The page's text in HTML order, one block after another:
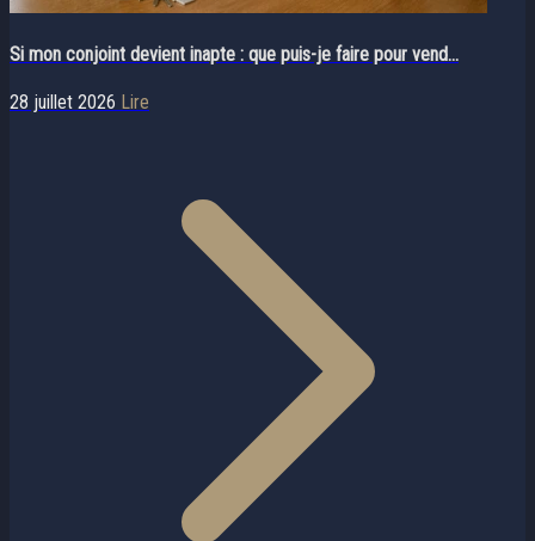
Si mon conjoint devient inapte : que puis-je faire pour vend...
28 juillet 2026 Lire